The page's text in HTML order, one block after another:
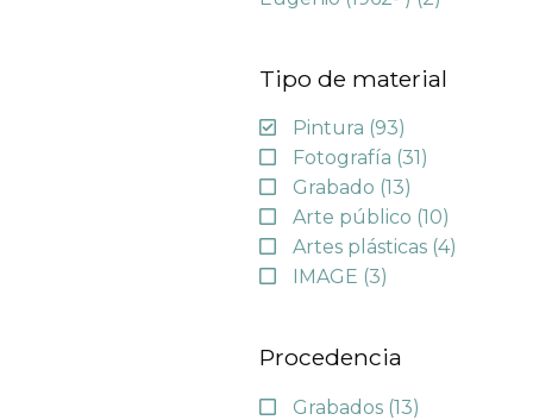
Tipo de material
Pintura (93)
Fotografía (31)
Grabado (13)
Arte público (10)
Artes plásticas (4)
IMAGE (3)
Procedencia
Grabados (13)